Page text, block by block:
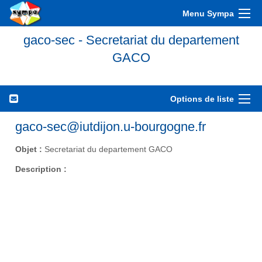
Menu Sympa
gaco-sec - Secretariat du departement
GACO
Options de liste
gaco-sec@iutdijon.u-bourgogne.fr
Objet : Secretariat du departement GACO
Description :